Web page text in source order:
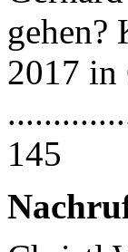
gehen?
2017 in
145